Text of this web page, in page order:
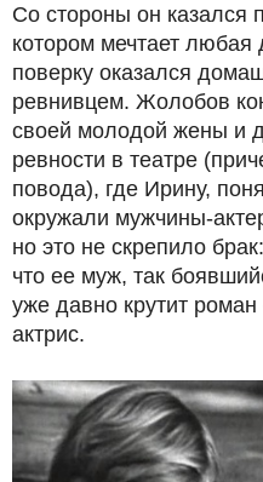
Со стороны он казался
котором мечтает любая
поверку оказался
ревнивцем. Жолобов
своей молодой жены и
ревности в театре
повода), где Ирину,
окружали мужчины-
но это не скрепило
что ее муж, так
уже давно крутит
актрис.